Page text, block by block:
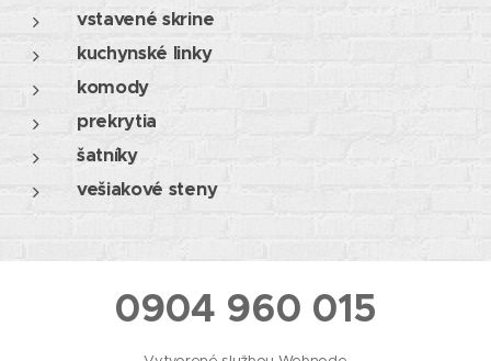
vstavené skrine
kuchynské linky
komody
prekrytia
šatníky
vešiakové steny
0904 960 015